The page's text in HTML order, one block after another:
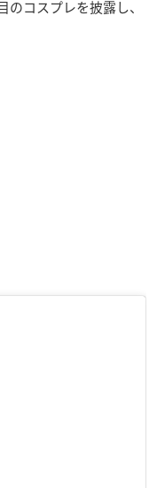
コスプレを披露し、